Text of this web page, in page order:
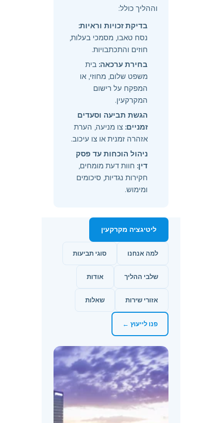
וההליך כולל:
בדיקת זכויות וראיות:
נסח טאבו, מסמכי בעלות,
חוזים והתכתבויות.
בחירת ערכאה: בית
משפט שלום, מחוזי, או
המפקח על רישום
המקרקעין.
הגשת תביעה וסעדים
זמניים: צו מניעה, הערת
אזהרה זמנית או צו עיכוב.
ניהול הוכחות עד פסק
דין: חוות דעת מומחים,
חקירות נגדיות, סיכומים
ומימוש.
ליטיגציה מקרקעין
למה אנחנו סוגי תביעות
שלבי ההליך אודות
אזורי שירות שאלות
פנו לייעוץ ←